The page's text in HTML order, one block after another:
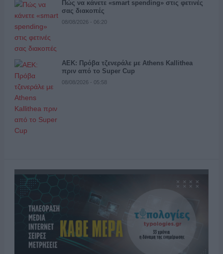
Πώς να κάνετε «smart spending» στις φετινές
σας διακοπές
08/08/2026 - 06:20
ΑΕΚ: Πρόβα τζενεράλε με Athens Kallithea
πριν από το Super Cup
08/08/2026 - 05:58